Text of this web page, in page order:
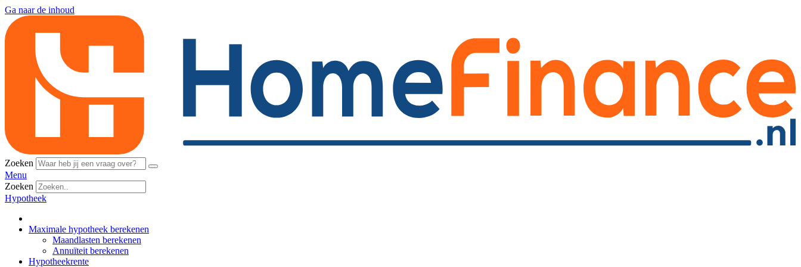
Ga naar de inhoud
Zoeken
Menu
Zoeken
Hypotheek
Maximale hypotheek berekenen
Maandlasten berekenen
Annuïteit berekenen
Hypotheekrente